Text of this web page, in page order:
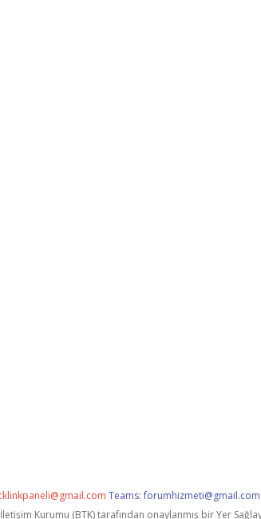
Teams:forumhizmeti@gmail.com
Kurumu (BTK) tarafından onaylanmış bir Yer